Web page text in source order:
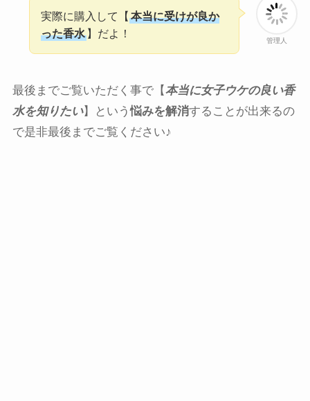
管理人
実際に購入して【本当に受けが良か
った香水 】だよ！
最後までご覧いただく事で【本当に女子ウケの良い香
水を知りたい】という悩みを解消することが出来るの
で是非最後までご覧ください♪